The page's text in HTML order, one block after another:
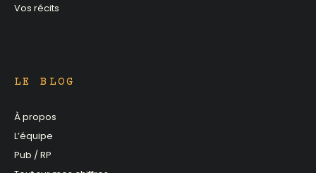
Vos récits
LE BLOG
À propos
L’équipe
Pub / RP